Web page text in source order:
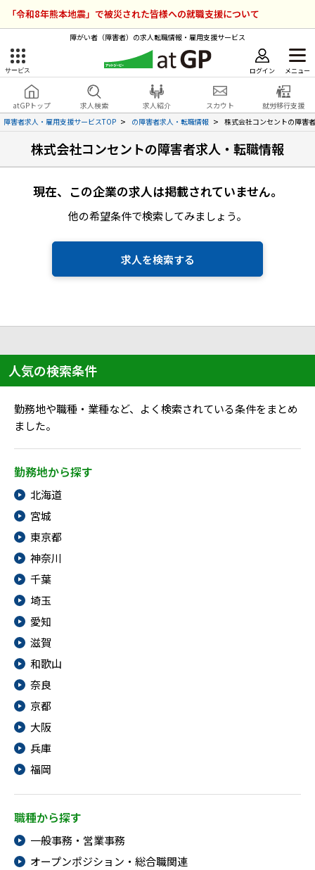
「令和8年熊本地震」で被災された皆様への就職支援について
障がい者（障害者）の求人転職情報・雇用支援サービス
サービス ログイン メニュー
atGPトップ 求人検索 求人紹介 スカウト
就労移行支援
障害者求人・雇用支援サービスTOP
の障害者求人・転職情報 株式会社コンセントの障害
株式会社コンセントの障害者求人・転職情報
現在、この企業の求人は掲載されていません。
他の希望条件で検索してみましょう。
求人を検索する
人気の検索条件
勤務地や職種・業種など、よく検索されている条件をまとめ
ました。
勤務地から探す
北海道
宮城
東京都
神奈川
千葉
埼玉
愛知
滋賀
和歌山
奈良
京都
大阪
兵庫
福岡
職種から探す
一般事務・営業事務
オープンポジション・総合職関連
障害者雇用のアットジーピー
サービスラインナップ
就転職支援サービス
障害者専門の就転職支援サービス
障害者アスリート専門の就転職支援サービス
障害のある新卒学生専門の就職エージェントサービス
求人検索・スカウトサービス
障害者専門の求人検索・スカウトサービス
就労移行支援サービス
障害別専門支援の就労移行支援サービス
IT・Web制作スキルを身につける就労移行支援サービス
ソーシャルファームサービス
しいたけ生産で実現する
新しい障害者雇用支援サービス
ご利用ガイド
ログイン 会員登録 無料
atGPトップ
各種サービス
就職・転職ノウハウ
お問い合わせ・よくある質問
よくある質問
採用をお考えの企業様はこちら